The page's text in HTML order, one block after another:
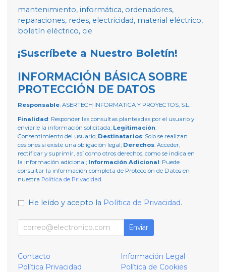
mantenimiento, informática, ordenadores,
reparaciones, redes, electricidad, material eléctrico,
boletín eléctrico, cie
¡Suscríbete a Nuestro Boletín!
INFORMACIÓN BÁSICA SOBRE
PROTECCIÓN DE DATOS
Responsable: ASERTECH INFORMATICA Y PROYECTOS, S.L.
Finalidad: Responder las consultas planteadas por el usuario y
enviarle la información solicitada; Legitimación:
Consentimiento del usuario; Destinatarios: Solo se realizan
cesiones si existe una obligación legal; Derechos: Acceder,
rectificar y suprimir, así como otros derechos, como se indica en
la información adicional; Información Adicional: Puede
consultar la información completa de Protección de Datos en
nuestra Política de Privacidad
He leído y acepto la Política de Privacidad.
Enviar
Contacto
Información Legal
Política Privacidad
Política de Cookies